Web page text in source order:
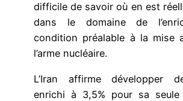
difficile de savoir où en est
dans le domaine de
condition préalable à la mise
l’arme nucléaire.
L’Iran affirme développer
enrichi à 3,5% pour sa seule